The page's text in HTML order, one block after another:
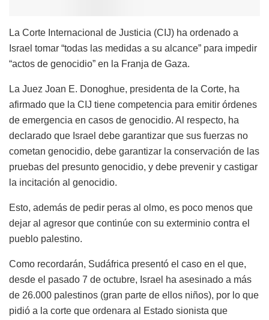
La Corte Internacional de Justicia (CIJ) ha ordenado a
Israel tomar “todas las medidas a su alcance” para impedir
“actos de genocidio” en la Franja de Gaza.
La Juez Joan E. Donoghue, presidenta de la Corte, ha
afirmado que la CIJ tiene competencia para emitir órdenes
de emergencia en casos de genocidio. Al respecto, ha
declarado que Israel debe garantizar que sus fuerzas no
cometan genocidio, debe garantizar la conservación de las
pruebas del presunto genocidio, y debe prevenir y castigar
la incitación al genocidio.
Esto, además de pedir peras al olmo, es poco menos que
dejar al agresor que continúe con su exterminio contra el
pueblo palestino.
Como recordarán, Sudáfrica presentó el caso en el que,
desde el pasado 7 de octubre, Israel ha asesinado a más
de 26.000 palestinos (gran parte de ellos niños), por lo que
pidió a la corte que ordenara al Estado sionista que